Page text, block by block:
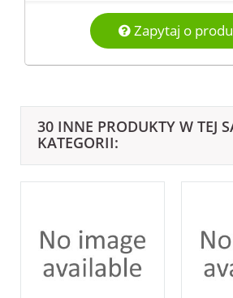
Zapytaj o
30 INNE PRODUKTY W TEJ
KATEGORII: